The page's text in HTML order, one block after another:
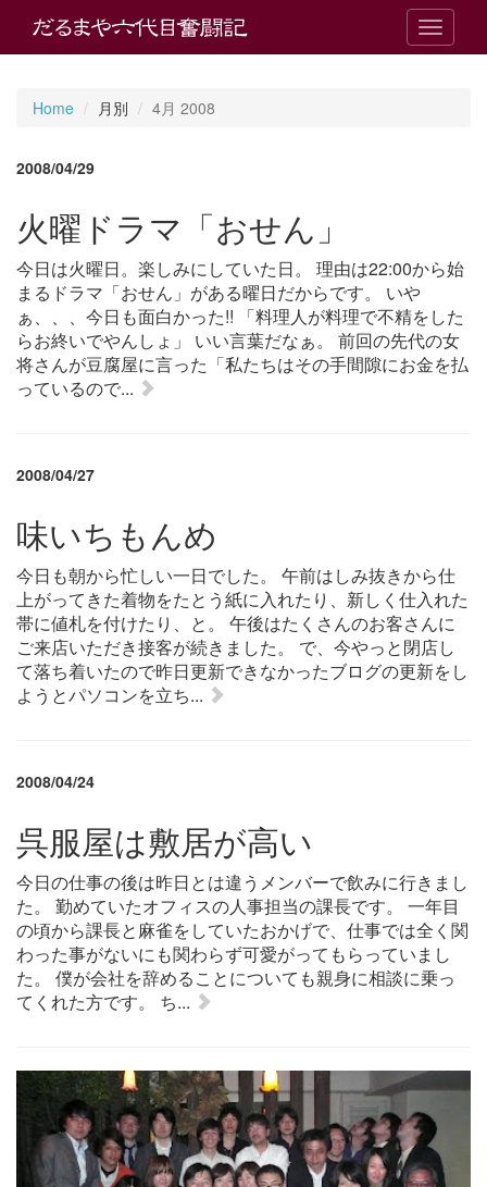
T
o
a
o
n
Home 月別 4月 2008
2008/04/29
火曜ドラマ「おせん」
今日は火曜日。楽しみにしていた日。 理由は22:00から始
まるドラマ「おせん」がある曜日だからです。 いや
ぁ、、、今日も面白かった!! 「料理人が料理で不精をした
らお終いでやんしょ」 いい言葉だなぁ。 前回の先代の女
将さんが豆腐屋に言った「私たちはその手間隙にお金を払
っているので...
2008/04/27
味いちもんめ
今日も朝から忙しい一日でした。 午前はしみ抜きから仕
上がってきた着物をたとう紙に入れたり、新しく仕入れた
帯に値札を付けたり、と。 午後はたくさんのお客さんに
ご来店いただき接客が続きました。 で、今やっと閉店し
て落ち着いたので昨日更新できなかったブログの更新をし
ようとパソコンを立ち...
2008/04/24
呉服屋は敷居が高い
今日の仕事の後は昨日とは違うメンバーで飲みに行きまし
た。 勤めていたオフィスの人事担当の課長です。 一年目
の頃から課長と麻雀をしていたおかげで、仕事では全く関
わった事がないにも関わらず可愛がってもらっていまし
た。 僕が会社を辞めることについても親身に相談に乗っ
てくれた方です。 ち...